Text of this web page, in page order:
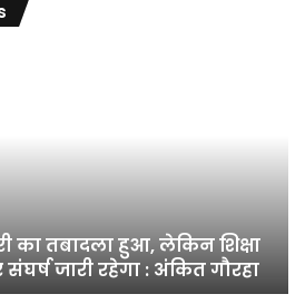
का तबादला हुआ, लेकिन शिक्षा
जारी रहेगा : अंकित गौरहा